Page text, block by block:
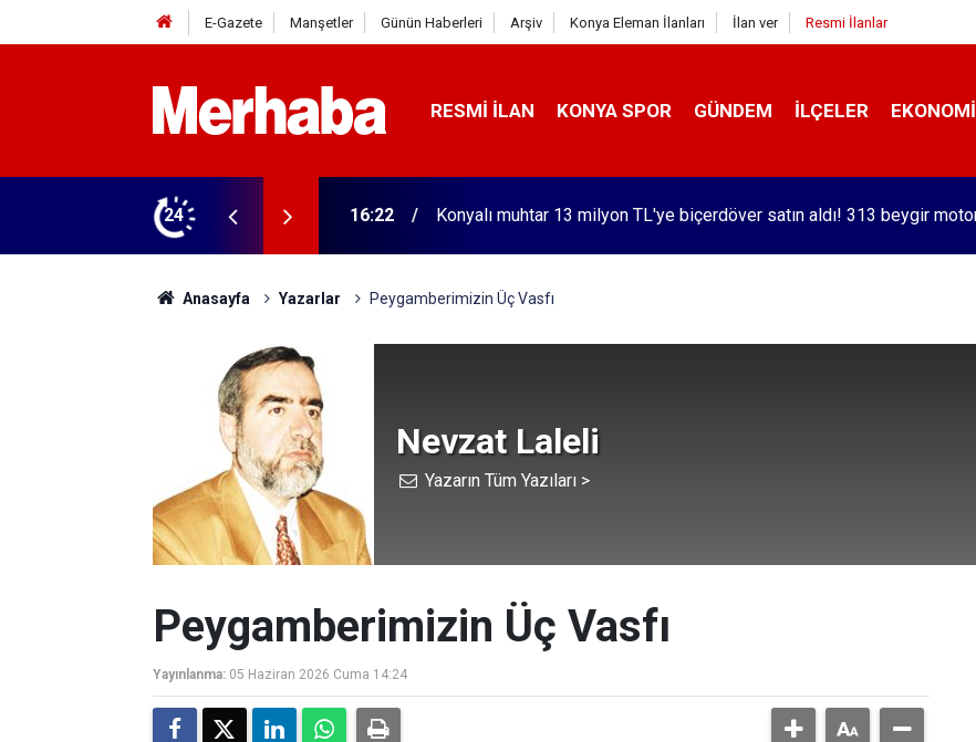
E-Gazete Manşetler Günün Haberleri Arşiv Konya Eleman İlanları İlan ver Resmi İlanlar
RESMI İLAN KONYA SPOR GÜNDEM İLÇELER EKONOMI
24 16:04 Konyasporlu Kramer'den yıllar sonra Galatasaraylı Osimhen itirafı
Anasayfa Yazarlar Peygamberimizin Üç Vasfı
Nevzat Laleli
Yazarın Tüm Yazıları >
Peygamberimizin Üç Vasfı
Yayınlanma: 05 Haziran 2026 Cuma 14:24